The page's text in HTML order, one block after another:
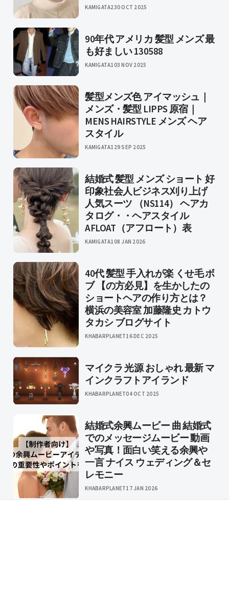
KAMIGATA230 OCT 2025
90年代 アメリカ 髪型 メンズ 最
も好ましい 130588
KAMIGATA103 NOV 2025
髪型メンズ色 アイマッシュ｜
メンズ・髪型 LIPPS 原宿｜
MENS HAIRSTYLE メンズ ヘア
スタイル
KAMIGATA1 29 SEP 2025
結婚式 髪型 メンズ ショート 好
印象社会人ビジネス刈り上げ
人気スーツ （NS114） ヘアカ
タログ・・ヘアスタイル
AFLOAT（アフロート）表
KAMIGATA108 JAN 2026
40代 髪型 手入れが楽 くせ毛 ボ
ブ 【の方必見】を生かしたの
ショートヘアの作り方とは？
横浜の美容室 加藤隆史 カトウ
タカシ ブログサイト
KHABARPLANET16 DEC 2025
マイクラ 光源 おしゃれ 最新 マ
インクラフトアイランド
KHABARPLANET04 OCT 2025
結婚式余興ムービー 曲 結婚式
でのメッセージムービー 動画
や写真！面白い笑える余興や
一言 ナイス ウェディング＆セ
レモニー
KHABARPLANET17 JAN 2026